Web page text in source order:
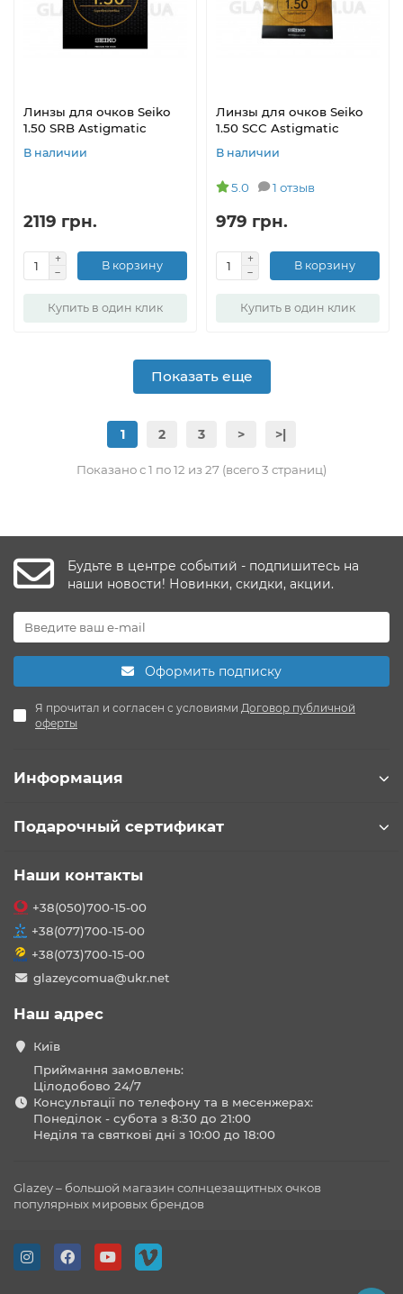
Линзы для очков Seiko
1.50 SRB Astigmatic
В наличии
2119 грн.
В корзину
Купить в один клик
Линзы для очков Seiko
1.50 SCC Astigmatic
В наличии
5.0 1 отзыв
979 грн.
В корзину
Купить в один клик
Показать еще
1 2 3 > >|
Показано с 1 по 12 из 27 (всего 3 страниц)
Будьте в центре событий - подпишитесь на
наши новости! Новинки, скидки, акции.
Оформить подписку
Я прочитал и согласен с условиями Договор публичной
оферты
Информация
Подарочный сертификат
Наши контакты
+38(050)700-15-00
+38(077)700-15-00
+38(073)700-15-00
glazeycomua@ukr.net
Наш адрес
Київ
Приймання замовлень:
Цілодобово 24/7
Консультації по телефону та в месенжерах:
Понеділок - субота з 8:30 до 21:00
Неділя та святкові дні з 10:00 до 18:00
Glazey – большой магазин солнцезащитных очков
популярных мировых брендов